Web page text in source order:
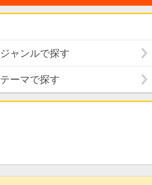
ジャンルで探す
テーマで探す